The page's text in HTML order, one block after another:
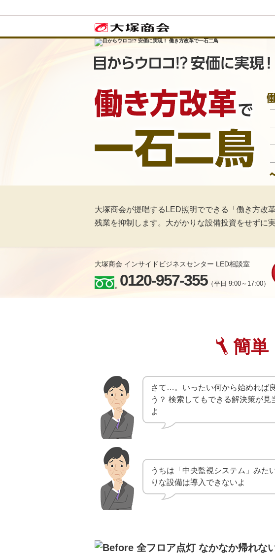
大塚商会が提唱するLED照明でできる「働き方改
残業を抑制します。大がかりな設備投資をせずに
大塚商会 インサイドビジネスセンター LED相談室
0120-957-355（平日 9:00～17:00）
簡単
さて…。いったい何から始めれば
う？ 検索してもできる解決策が見
よ
うちは「中央監視システム」みた
りな設備は導入できないよ